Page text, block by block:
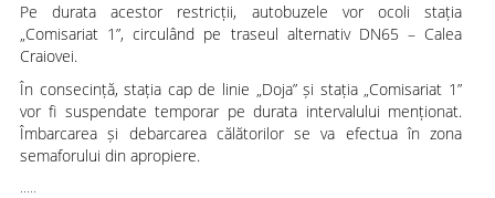
Pe durata acestor restricții, autobuzele vor ocoli stația
„Comisariat 1”, circulând pe traseul alternativ DN65 – Calea
Craiovei.
În consecință, stația cap de linie „Doja” și stația „Comisariat 1”
vor fi suspendate temporar pe durata intervalului menționat.
Îmbarcarea și debarcarea călătorilor se va efectua în zona
semaforului din apropiere.
.....